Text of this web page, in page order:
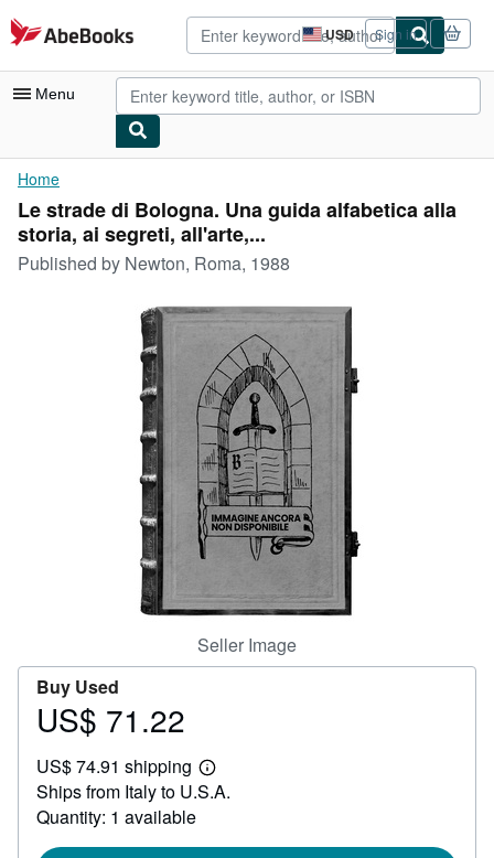
Skip to main content
AbeBooks.com USD
Site
shopping
preferences
Sign in
Menu
My Account
My Purchases
Advanced Search
CLOSE
Home
Le strade di Bologna. Una guida alfabetica alla
storia, ai segreti, all'arte,...
Published by Newton, Roma, 1988
Seller Image
Buy Used
Price
71.22
US$ 71.22
US$ 74.91 shipping
Learn
more
Ships from Italy to U.S.A.
Quantity: 1 available